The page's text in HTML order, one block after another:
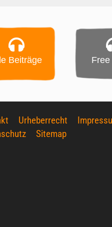
Beiträge
Urheberrecht
Sitemap